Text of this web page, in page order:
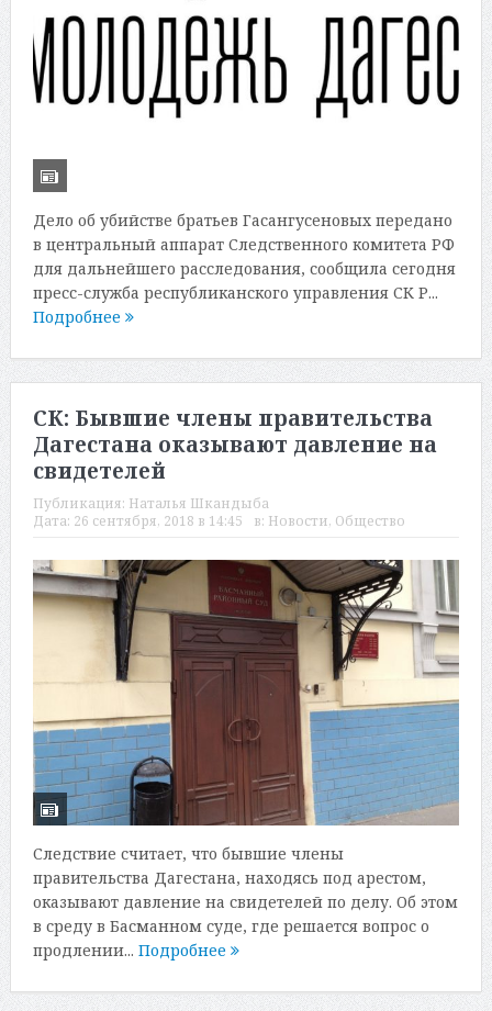
Дело об убийстве братьев Гасангусеновых передано
в центральный аппарат Следственного комитета РФ
для дальнейшего расследования, сообщила сегодня
пресс-служба республиканского управления СК Р...
Подробнее
СК: Бывшие члены правительства
Дагестана оказывают давление на
свидетелей
Публикация: Наталья Шкандыба
Дата: 26 сентября, 2018 в 14:45 в: Новости, Общество
Следствие считает, что бывшие члены
правительства Дагестана, находясь под арестом,
оказывают давление на свидетелей по делу. Об этом
в среду в Басманном суде, где решается вопрос о
продлении... Подробнее